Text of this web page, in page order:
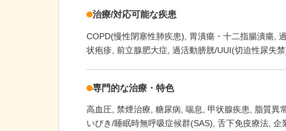
治療/対応可能な疾患
COPD(慢性閉塞性肺疾患) 胃潰瘍・十二指腸潰瘍
状疱疹 前立腺肥大症 過活動膀胱/UUI(切迫性尿失
専門的な治療・特色
高血圧 禁煙治療 糖尿病 喘息 甲状腺疾患 脂質異
いびき/睡眠時無呼吸症候群(SAS) 舌下免疫療法 企